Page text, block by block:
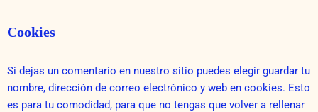
Cookies
Si dejas un comentario en nuestro sitio puedes elegir guardar tu
nombre, dirección de correo electrónico y web en cookies. Esto
es para tu comodidad, para que no tengas que volver a rellenar